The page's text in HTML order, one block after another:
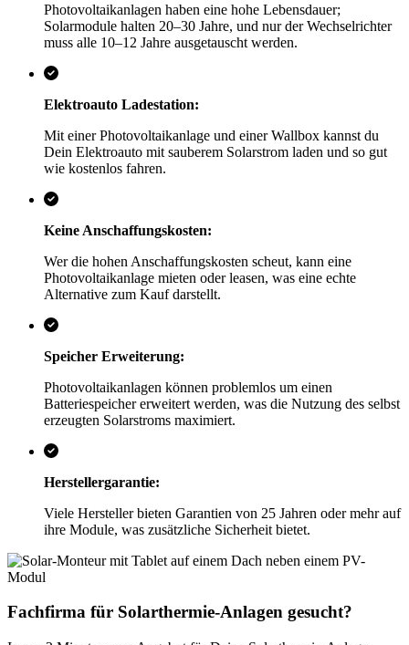
Photovoltaikanlagen haben eine hohe Lebensdauer;
Solarmodule halten 20–30 Jahre, und nur der Wechselrichter
muss alle 10–12 Jahre ausgetauscht werden.
Elektroauto Ladestation:
Mit einer Photovoltaikanlage und einer Wallbox kannst du
Dein Elektroauto mit sauberem Solarstrom laden und so gut
wie kostenlos fahren.
Keine Anschaffungskosten:
Wer die hohen Anschaffungskosten scheut, kann eine
Photovoltaikanlage mieten oder leasen, was eine echte
Alternative zum Kauf darstellt.
Speicher Erweiterung:
Photovoltaikanlagen können problemlos um einen
Batteriespeicher erweitert werden, was die Nutzung des selbst
erzeugten Solarstroms maximiert.
Herstellergarantie:
Viele Hersteller bieten Garantien von 25 Jahren oder mehr auf
ihre Module, was zusätzliche Sicherheit bietet.
Fachfirma für Solarthermie-Anlagen gesucht?